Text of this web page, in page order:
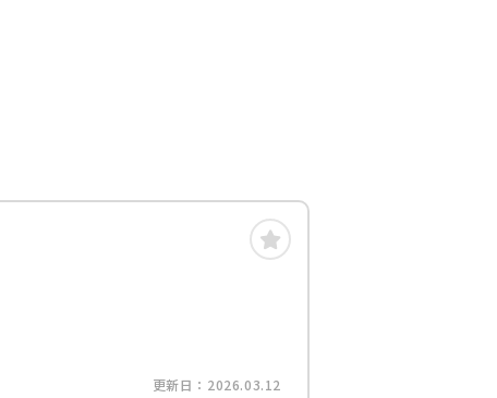
更新日：2026.03.12